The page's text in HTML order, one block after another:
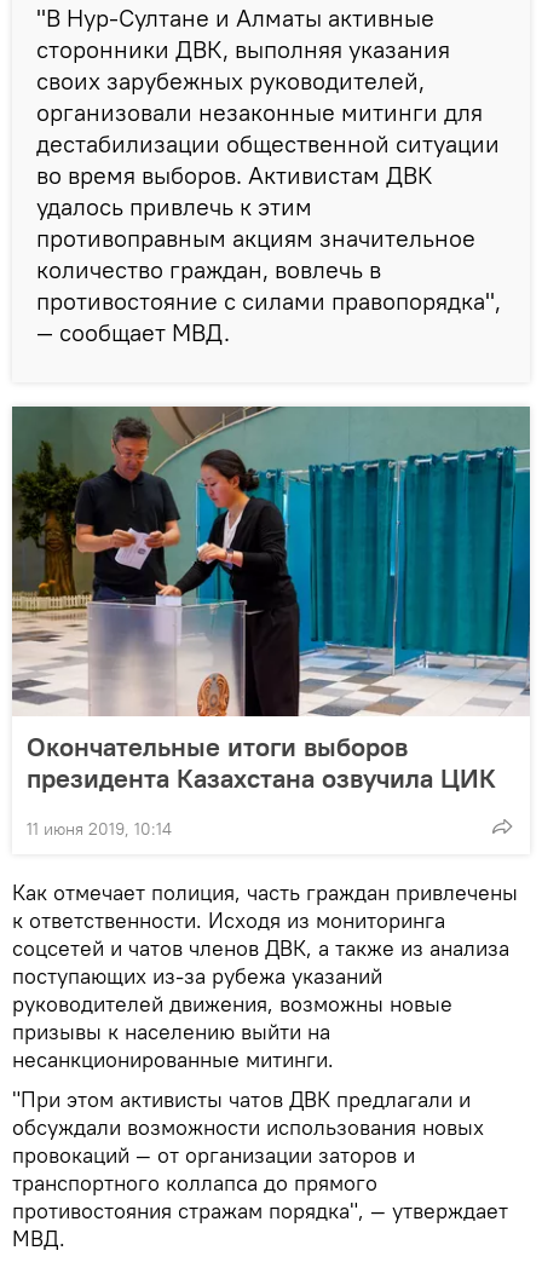
"В Нур-Султане и Алматы активные
сторонники ДВК, выполняя указания
своих зарубежных руководителей,
организовали незаконные митинги для
дестабилизации общественной ситуации
во время выборов. Активистам ДВК
удалось привлечь к этим
противоправным акциям значительное
количество граждан, вовлечь в
противостояние с силами правопорядка",
— сообщает МВД.
Окончательные итоги выборов
президента Казахстана озвучила ЦИК
11 июня 2019, 10:14
Как отмечает полиция, часть граждан привлечены
к ответственности. Исходя из мониторинга
соцсетей и чатов членов ДВК, а также из анализа
поступающих из-за рубежа указаний
руководителей движения, возможны новые
призывы к населению выйти на
несанкционированные митинги.
"При этом активисты чатов ДВК предлагали и
обсуждали возможности использования новых
провокаций — от организации заторов и
транспортного коллапса до прямого
противостояния стражам порядка", — утверждает
МВД.